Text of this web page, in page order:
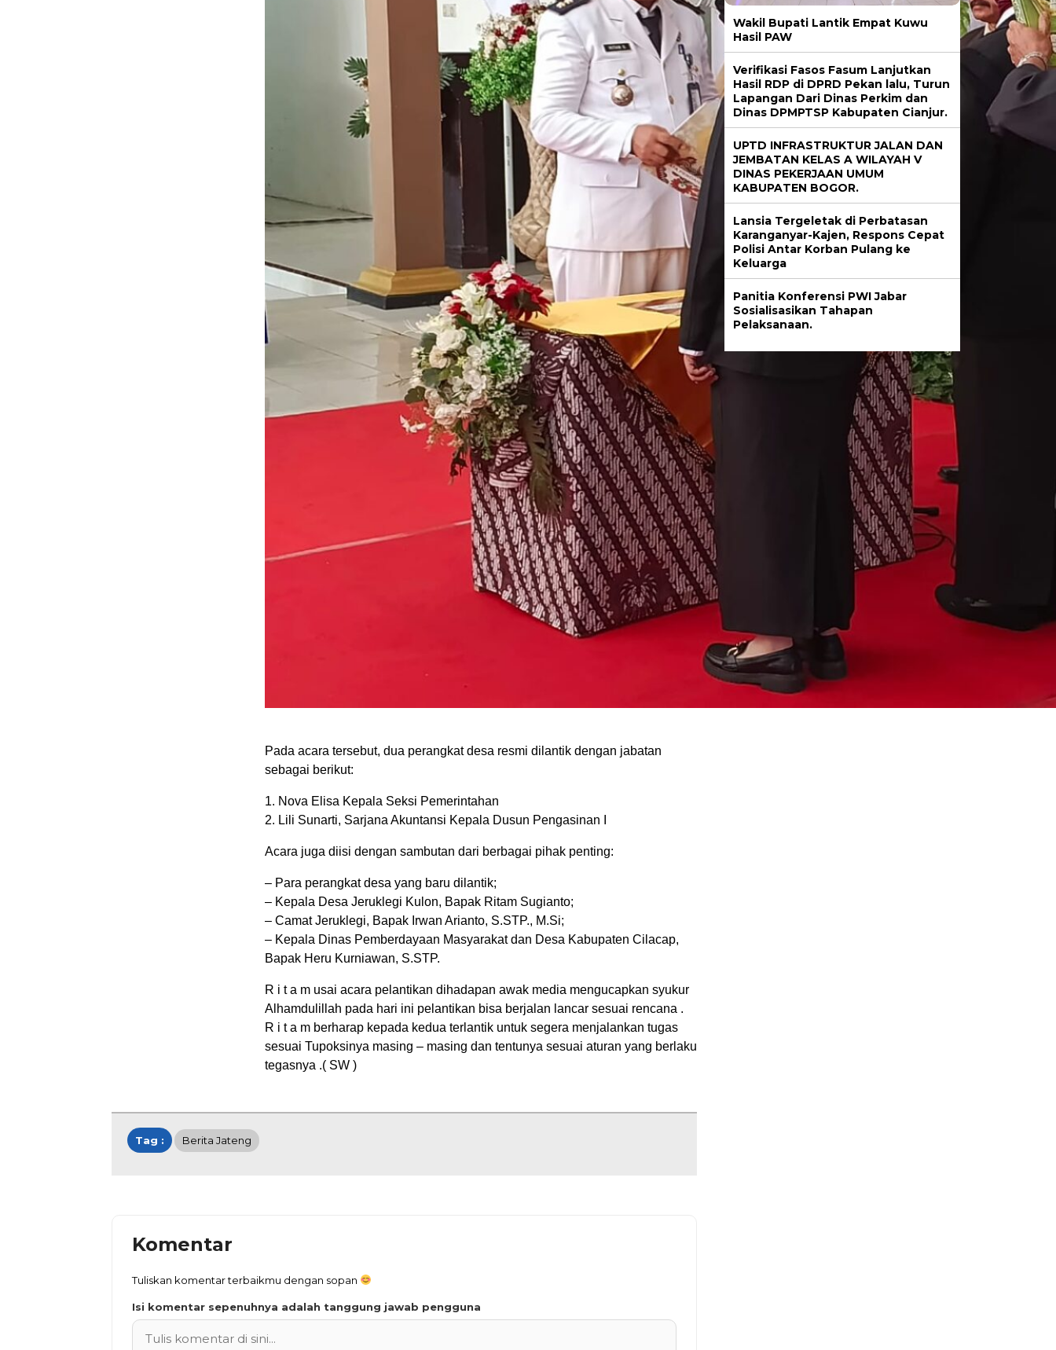
Pada acara tersebut, dua perangkat desa resmi dilantik dengan jabatan
sebagai berikut:
1. Nova Elisa Kepala Seksi Pemerintahan
2. Lili Sunarti, Sarjana Akuntansi Kepala Dusun Pengasinan I
Acara juga diisi dengan sambutan dari berbagai pihak penting:
– Para perangkat desa yang baru dilantik;
– Kepala Desa Jeruklegi Kulon, Bapak Ritam Sugianto;
– Camat Jeruklegi, Bapak Irwan Arianto, S.STP., M.Si;
– Kepala Dinas Pemberdayaan Masyarakat dan Desa Kabupaten Cilacap,
Bapak Heru Kurniawan, S.STP.
R i t a m usai acara pelantikan dihadapan awak media mengucapkan syukur
Alhamdulillah pada hari ini pelantikan bisa berjalan lancar sesuai rencana .
R i t a m berharap kepada kedua terlantik untuk segera menjalankan tugas
sesuai Tupoksinya masing – masing dan tentunya sesuai aturan yang berlaku
tegasnya .( SW )
Tag : Berita Jateng
Komentar
Tuliskan komentar terbaikmu dengan sopan
Isi komentar sepenuhnya adalah tanggung jawab pengguna
Wakil Bupati Lantik Empat Kuwu
Hasil PAW
Verifikasi Fasos Fasum Lanjutkan
Hasil RDP di DPRD Pekan lalu, Turun
Lapangan Dari Dinas Perkim dan
Dinas DPMPTSP Kabupaten Cianjur.
UPTD INFRASTRUKTUR JALAN DAN
JEMBATAN KELAS A WILAYAH V
DINAS PEKERJAAN UMUM
KABUPATEN BOGOR.
Lansia Tergeletak di Perbatasan
Karanganyar-Kajen, Respons Cepat
Polisi Antar Korban Pulang ke
Keluarga
Panitia Konferensi PWI Jabar
Sosialisasikan Tahapan
Pelaksanaan.